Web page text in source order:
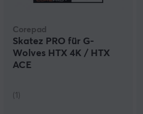
Corepad
Skatez PRO für G-
Wolves HTX 4K / HTX
ACE
(1)